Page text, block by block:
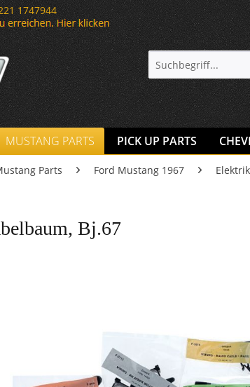
1747944
MUSTANG PARTS PICK UP PARTS
Parts Ford Mustang 1967 Elektrik
Bj.67